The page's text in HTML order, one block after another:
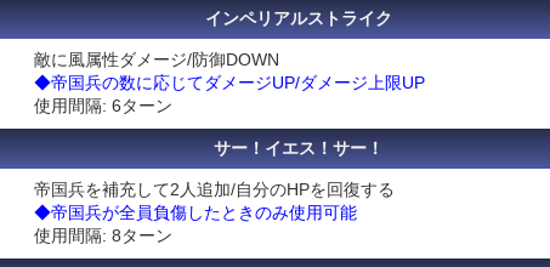
インペリアルストライク
敵に風属性ダメージ/防御DOWN
◆帝国兵の数に応じてダメージUP/ダメージ上限UP
使用間隔: 6ターン
サー！イエス！サー！
帝国兵を補充して2人追加/自分のHPを回復する
◆帝国兵が全員負傷したときのみ使用可能
使用間隔: 8ターン